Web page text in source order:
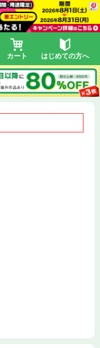
カート はじめての方へ